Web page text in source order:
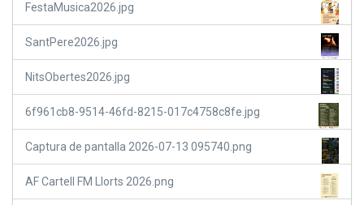
FestaMusica2026.jpg
SantPere2026.jpg
NitsObertes2026.jpg
6f961cb8-9514-46fd-8215-017c4758c8fe.jpg
Captura de pantalla 2026-07-13 095740.png
AF Cartell FM Llorts 2026.png